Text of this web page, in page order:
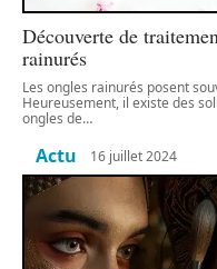
Découverte de
rainurés
Les ongles rainurés posent
Heureusement, il existe des
ongles de…
Actu 16 juillet 2024